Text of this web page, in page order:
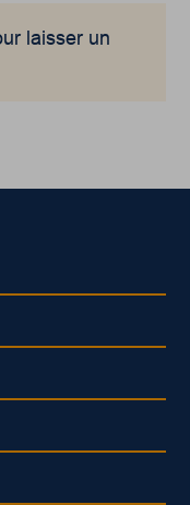
laisser un